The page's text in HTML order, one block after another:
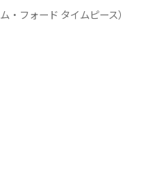
・フォード タイムピース）